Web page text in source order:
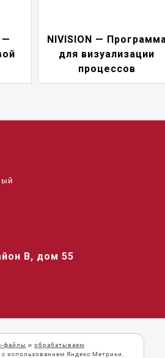
—
NIVISION —
для визуализации
процессов
В, дом 55
файлы и обрабатываем
с использованием Яндекс Метрики.